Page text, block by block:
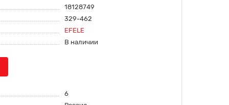
18128749
329-462
EFELE
В наличии
6